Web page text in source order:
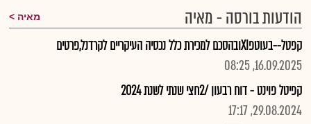
הודעות בורסה - מאיה
מאיה
קפטל--בעוטפXIובהסכם למכירת כלל נכסיה העיקריים לקרדנל,פרטים
16.09.2025, 08:25
קפיטל פוינט - דוח רבעון /2חצי שנתי לשנת 2024
29.08.2024, 17:17